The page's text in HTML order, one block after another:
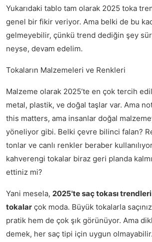
Yukarıdaki tablo tam olarak 2025 toka
genel bir fikir veriyor. Ama belki de bu
gelmeyebilir, çünkü trend dediğin şey
neyse, devam edelim.
Tokaların Malzemeleri ve Renkleri
Malzeme olarak 2025’te en çok tercih
metal, plastik, ve doğal taşlar var. Ama
this matters, ama insanlar doğal
yöneliyor gibi. Belki çevre bilinci falan?
tonlar ve canlı renkler beraber
kahverengi tokalar biraz geri planda
ettiniz mi?
Yani mesela, 2025'te saç tokası
tokalar çok moda. Büyük tokalarla
pratik hem de çok şık görünüyor. Ama
demek, her saç tipi için uygun